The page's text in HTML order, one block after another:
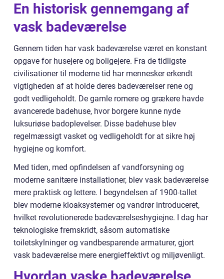
En historisk gennemgang af
vask badeværelse
Gennem tiden har vask badeværelse været en konstant
opgave for husejere og boligejere. Fra de tidligste
civilisationer til moderne tid har mennesker erkendt
vigtigheden af at holde deres badeværelser rene og
godt vedligeholdt. De gamle romere og grækere havde
avancerede badehuse, hvor borgere kunne nyde
luksuriøse badoplevelser. Disse badehuse blev
regelmæssigt vasket og vedligeholdt for at sikre høj
hygiejne og komfort.
Med tiden, med opfindelsen af vandforsyning og
moderne sanitære installationer, blev vask badeværelse
mere praktisk og lettere. I begyndelsen af 1900-tallet
blev moderne kloaksystemer og vandrør introduceret,
hvilket revolutionerede badeværelseshygiejne. I dag har
teknologiske fremskridt, såsom automatiske
toiletskylninger og vandbesparende armaturer, gjort
vask badeværelse mere energieffektivt og miljøvenligt.